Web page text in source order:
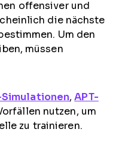
offensiver und
die nächste
Um den
müssen
Simulationen,APT-
nutzen, um
zu trainieren.